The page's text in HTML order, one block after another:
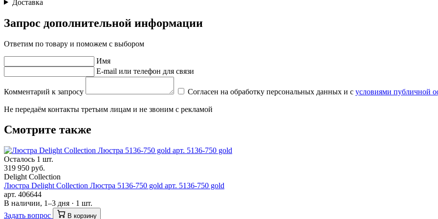
Доставка
Запрос дополнительной информации
Ответим по товару и поможем с выбором
Имя
E-mail или телефон для связи
Комментарий к запросу Согласен на обработку персональных данных и с условиями публичной
Не передаём контакты третьим лицам и не звоним с рекламой
Смотрите также
Осталось 1 шт.
319 950 руб.
Delight Collection
Люстра Delight Collection Люстра 5136-750 gold арт. 5136-750 gold
арт. 406644
В наличии, 1–3 дня · 1 шт.
Задать вопрос
В корзину